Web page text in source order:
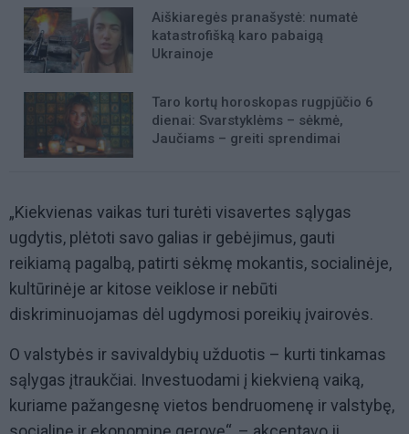
Aiškiaregės pranašystė: numatė
katastrofišką karo pabaigą
Ukrainoje
Taro kortų horoskopas rugpjūčio 6
dienai: Svarstyklėms – sėkmė,
Jaučiams – greiti sprendimai
„Kiekvienas vaikas turi turėti visavertes sąlygas
ugdytis, plėtoti savo galias ir gebėjimus, gauti
reikiamą pagalbą, patirti sėkmę mokantis, socialinėje,
kultūrinėje ar kitose veiklose ir nebūti
diskriminuojamas dėl ugdymosi poreikių įvairovės.
O valstybės ir savivaldybių užduotis – kurti tinkamas
sąlygas įtraukčiai. Investuodami į kiekvieną vaiką,
kuriame pažangesnę vietos bendruomenę ir valstybę,